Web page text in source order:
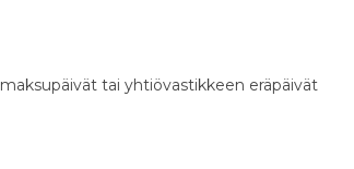
tai yhtiövastikkeen eräpäivät